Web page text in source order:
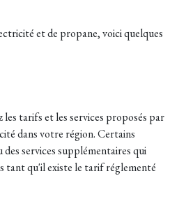
et de propane, voici quelques
tarifs et les services proposés par
dans votre région. Certains
services supplémentaires qui
tant qu'il existe le tarif réglementé